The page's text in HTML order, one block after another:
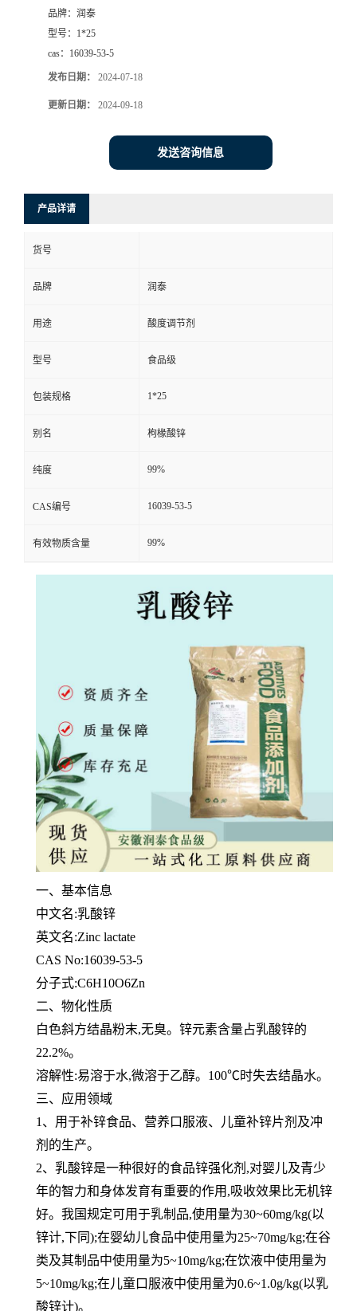
品牌： 润泰
型号： 1*25
cas： 16039-53-5
发布日期： 2024-07-18
更新日期： 2024-09-18
发送咨询信息
产品详请
货号
品牌 润泰
用途 酸度调节剂
型号 食品级
包装规格 1*25
别名 枸椽酸锌
纯度 99%
CAS编号 16039-53-5
有效物质含量 99%
一、基本信息
中文名:乳酸锌
英文名:Zinc lactate
CAS No:16039-53-5
分子式:C6H10O6Zn
二、物化性质
白色斜方结晶粉末,无臭。锌元素含量占乳酸锌的
22.2%。
溶解性:易溶于水,微溶于乙醇。100℃时失去结晶水。
三、应用领域
1、用于补锌食品、营养口服液、儿童补锌片剂及冲
剂的生产。
2、乳酸锌是一种很好的食品锌强化剂,对婴儿及青少
年的智力和身体发育有重要的作用,吸收效果比无机锌
好。我国规定可用于乳制品,使用量为30~60mg/kg(以
锌计,下同);在婴幼儿食品中使用量为25~70mg/kg;在谷
类及其制品中使用量为5~10mg/kg;在饮液中使用量为
5~10mg/kg;在儿童口服液中使用量为0.6~1.0g/kg(以乳
酸锌计)。